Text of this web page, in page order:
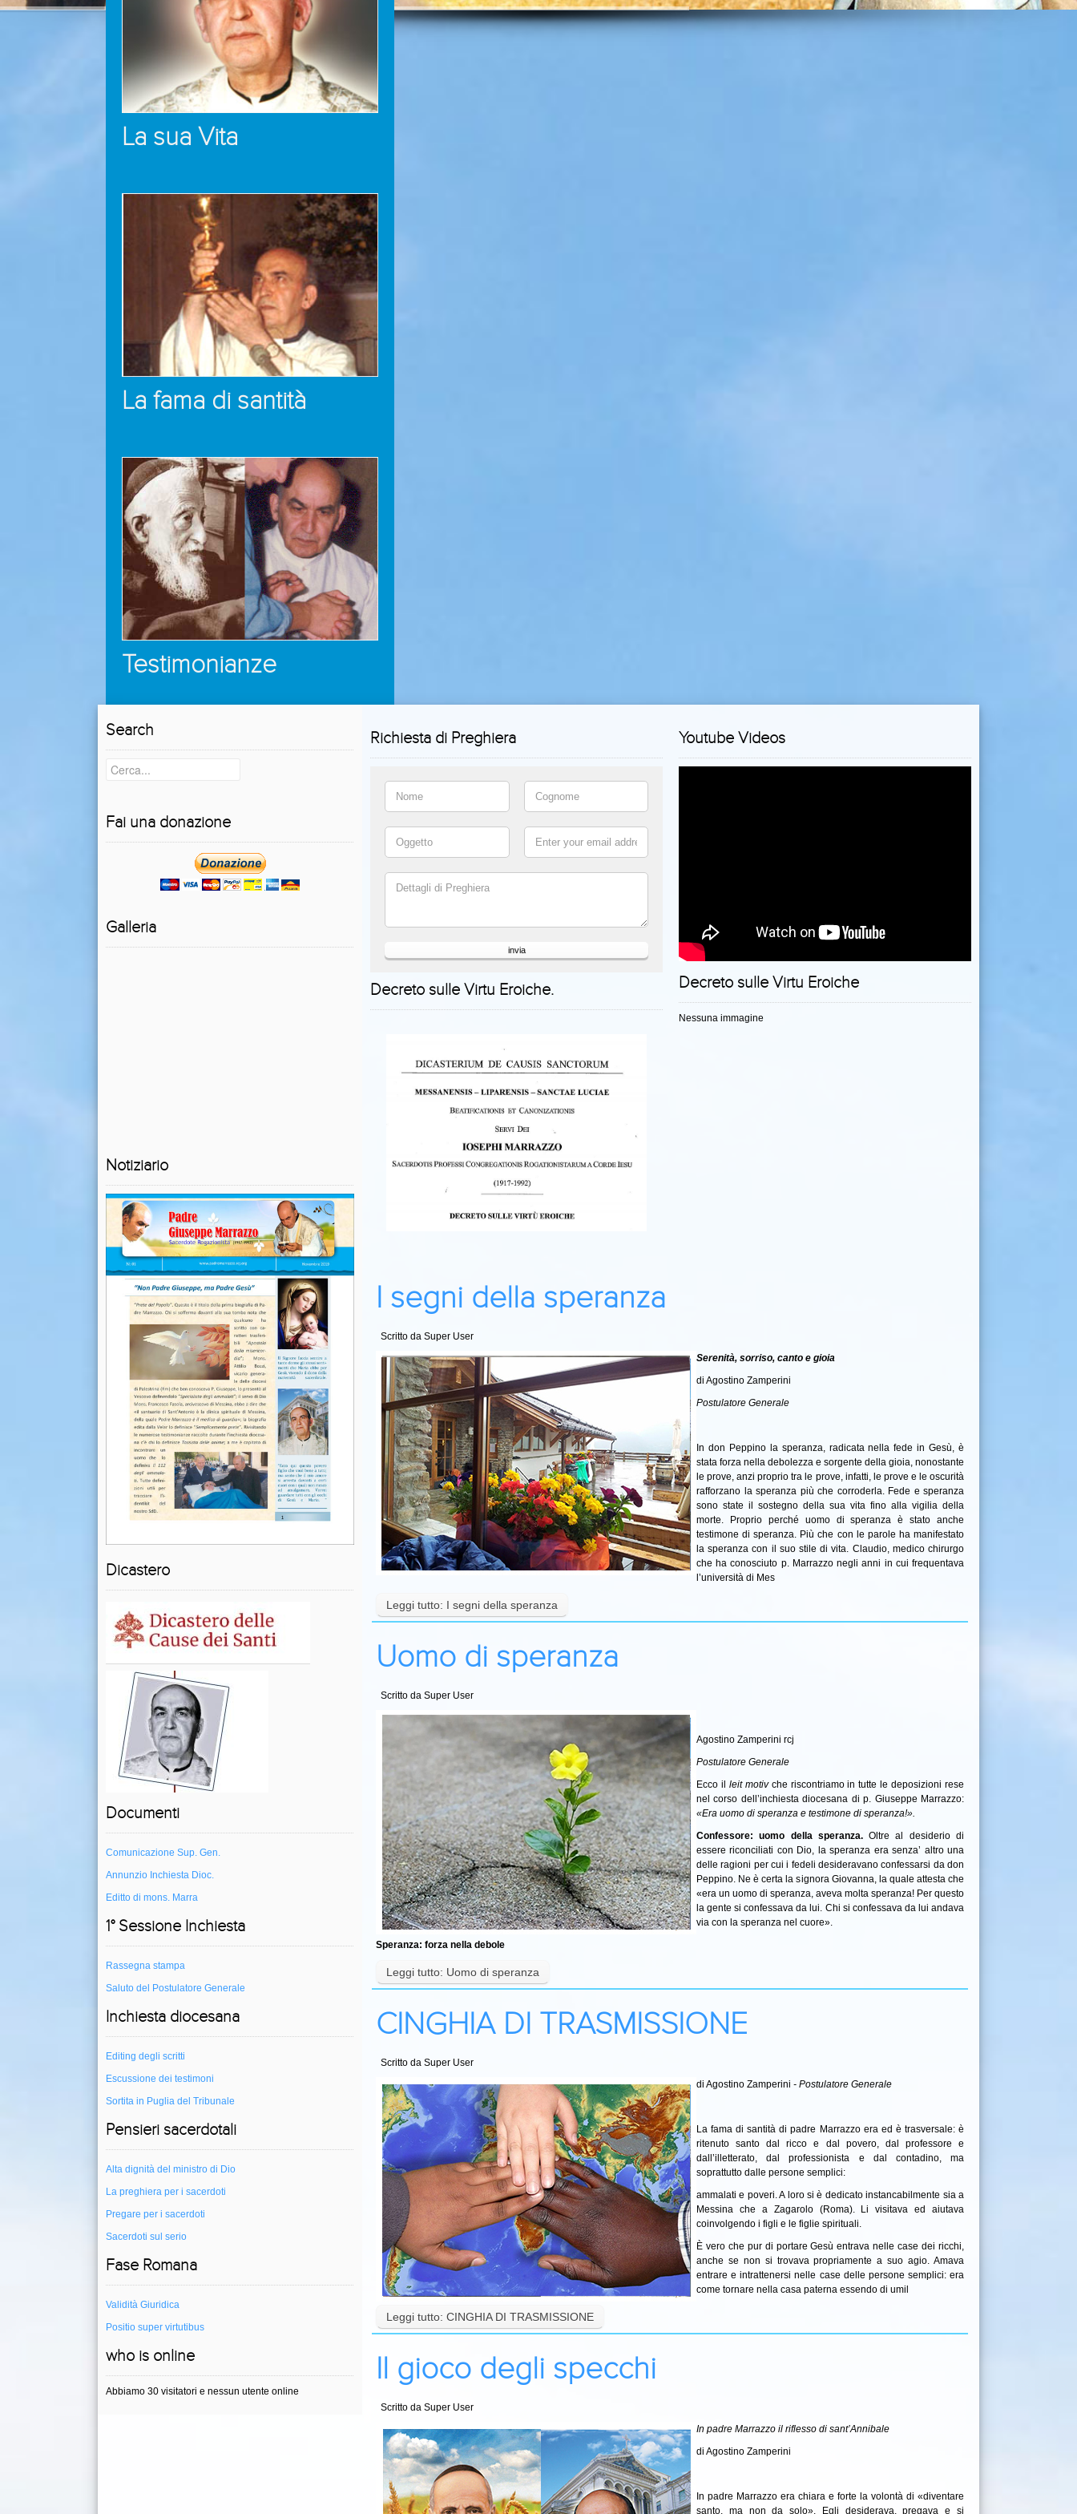
La sua Vita
La fama di santità
Testimonianze
Search
Fai una donazione
Galleria
Notiziario
Dicastero
Documenti
Comunicazione Sup. Gen.
Annunzio Inchiesta Dioc.
Editto di mons. Marra
1° Sessione Inchiesta
Rassegna stampa
Saluto del Postulatore Generale
Inchiesta diocesana
Editing degli scritti
Escussione dei testimoni
Sortita in Puglia del Tribunale
Pensieri sacerdotali
Alta dignità del ministro di Dio
La preghiera per i sacerdoti
Pregare per i sacerdoti
Sacerdoti sul serio
Fase Romana
Validità Giuridica
Positio super virtutibus
who is online
Abbiamo 30 visitatori e nessun utente online
Richiesta di Preghiera
invia
Decreto sulle Virtu Eroiche.
Youtube Videos
Decreto sulle Virtu Eroiche
Nessuna immagine
I segni della speranza
Scritto da Super User
Serenità, sorriso, canto e gioia
di Agostino Zamperini
Postulatore Generale
In don Peppino la speranza, radicata nella fede in Gesù, è
stata forza nella debolezza e sorgente della gioia, nonostante
le prove, anzi proprio tra le prove, infatti, le prove e le oscurità
rafforzano la speranza più che corroderla. Fede e speranza
sono state il sostegno della sua vita fino alla vigilia della
morte. Proprio perché uomo di speranza è stato anche
testimone di speranza. Più che con le parole ha manifestato
la speranza con il suo stile di vita. Claudio, medico chirurgo
che ha conosciuto p. Marrazzo negli anni in cui frequentava
l’università di Mes
Leggi tutto: I segni della speranza
Uomo di speranza
Scritto da Super User
Agostino Zamperini rcj
Postulatore Generale
Ecco il leit motiv che riscontriamo in tutte le deposizioni rese
nel corso dell’inchiesta diocesana di p. Giuseppe Marrazzo:
«Era uomo di speranza e testimone di speranza!».
Confessore: uomo della speranza.Oltre al desiderio di
essere riconciliati con Dio, la speranza era senza’ altro una
delle ragioni per cui i fedeli desideravano confessarsi da don
Peppino. Ne è certa la signora Giovanna, la quale attesta che
«era un uomo di speranza, aveva molta speranza! Per questo
la gente si confessava da lui. Chi si confessava da lui andava
via con la speranza nel cuore».
Speranza: forza nella debole
Leggi tutto: Uomo di speranza
CINGHIA DI TRASMISSIONE
Scritto da Super User
di Agostino Zamperini - Postulatore Generale
La fama di santità di padre Marrazzo era ed è trasversale: è
ritenuto santo dal ricco e dal povero, dal professore e
dall’illetterato, dal professionista e dal contadino, ma
soprattutto dalle persone semplici:
ammalati e poveri. A loro si è dedicato instancabilmente sia a
Messina che a Zagarolo (Roma). Li visitava ed aiutava
coinvolgendo i figli e le figlie spirituali.
È vero che pur di portare Gesù entrava nelle case dei ricchi,
anche se non si trovava propriamente a suo agio. Amava
entrare e intrattenersi nelle case delle persone semplici: era
come tornare nella casa paterna essendo di umil
Leggi tutto: CINGHIA DI TRASMISSIONE
Il gioco degli specchi
Scritto da Super User
In padre Marrazzo il riflesso di sant’Annibale
di Agostino Zamperini
In padre Marrazzo era chiara e forte la volontà di «diventare
santo, ma non da solo». Egli desiderava, pregava e si